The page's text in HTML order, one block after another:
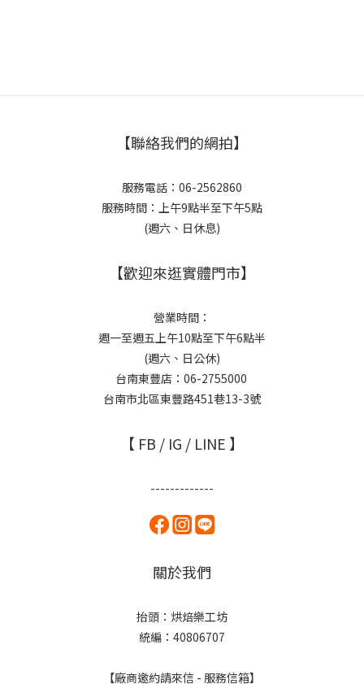
【聯絡我們的網拍】
服務電話：06-2562860
服務時間：上午9點半至下午5點
(週六、日休息)
【歡迎來逛實體門市】
營業時間：
週一至週五上午10點至下午6點半
(週六、日公休)
台南東豐店：06-2755000
台南市北區東豐路451巷13-3號
【 FB / IG / LINE 】
-------------
關於我們
抬頭：烘焙樂工坊
統編：40806707
【廠商邀約請來信 - 服務信箱】